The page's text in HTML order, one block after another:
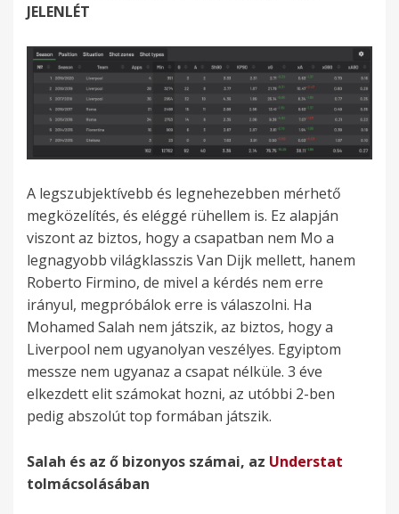
JELENLÉT
A legszubjektívebb és legnehezebben mérhető
megközelítés, és eléggé rühellem is. Ez alapján
viszont az biztos, hogy a csapatban nem Mo a
legnagyobb világklasszis Van Dijk mellett, hanem
Roberto Firmino, de mivel a kérdés nem erre
irányul, megpróbálok erre is válaszolni. Ha
Mohamed Salah nem játszik, az biztos, hogy a
Liverpool nem ugyanolyan veszélyes. Egyiptom
messze nem ugyanaz a csapat nélküle. 3 éve
elkezdett elit számokat hozni, az utóbbi 2-ben
pedig abszolút top formában játszik.
Salah és az ő bizonyos számai, az Understat
tolmácsolásában